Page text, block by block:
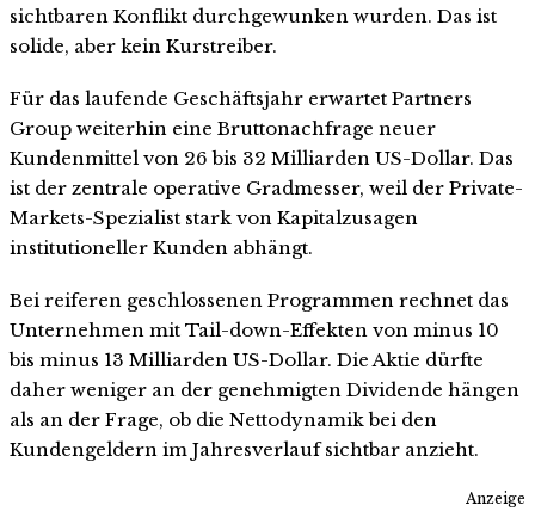
sichtbaren Konflikt durchgewunken wurden. Das ist
solide, aber kein Kurstreiber.
Für das laufende Geschäftsjahr erwartet Partners
Group weiterhin eine Bruttonachfrage neuer
Kundenmittel von 26 bis 32 Milliarden US-Dollar. Das
ist der zentrale operative Gradmesser, weil der Private-
Markets-Spezialist stark von Kapitalzusagen
institutioneller Kunden abhängt.
Bei reiferen geschlossenen Programmen rechnet das
Unternehmen mit Tail-down-Effekten von minus 10
bis minus 13 Milliarden US-Dollar. Die Aktie dürfte
daher weniger an der genehmigten Dividende hängen
als an der Frage, ob die Nettodynamik bei den
Kundengeldern im Jahresverlauf sichtbar anzieht.
Anzeige